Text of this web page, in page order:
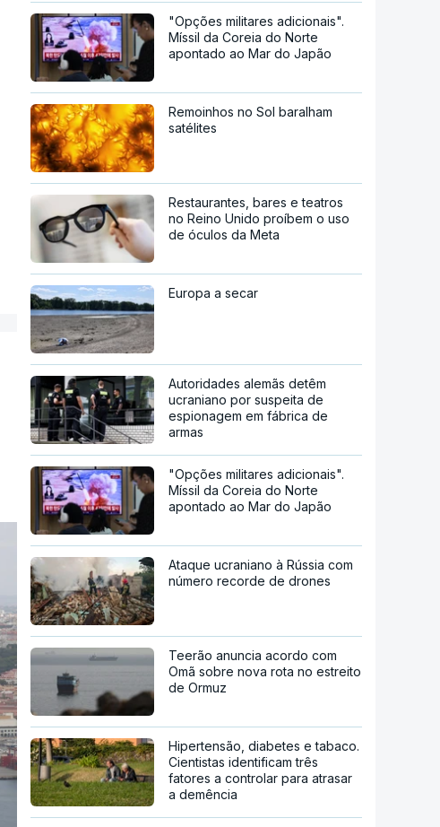
"Opções militares adicionais".
Míssil da Coreia do Norte
apontado ao Mar do Japão
Remoinhos no Sol baralham
satélites
Restaurantes, bares e teatros
no Reino Unido proíbem o uso
de óculos da Meta
Europa a secar
Autoridades alemãs detêm
ucraniano por suspeita de
espionagem em fábrica de
armas
"Opções militares adicionais".
Míssil da Coreia do Norte
apontado ao Mar do Japão
Ataque ucraniano à Rússia com
número recorde de drones
Teerão anuncia acordo com
Omã sobre nova rota no estreito
de Ormuz
Hipertensão, diabetes e tabaco.
Cientistas identificam três
fatores a controlar para atrasar
a demência